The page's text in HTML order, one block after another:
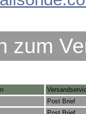
zum
Post Brief